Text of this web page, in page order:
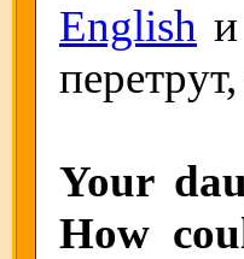
English
Your
How